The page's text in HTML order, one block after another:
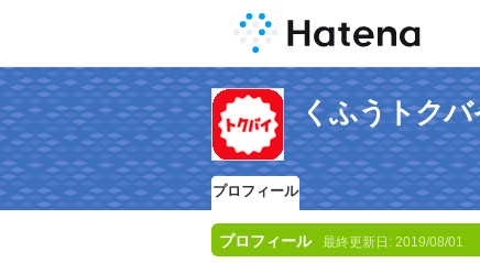
くふうトク
プロフィール
プロフィール 最終更新日: 2019/08/01